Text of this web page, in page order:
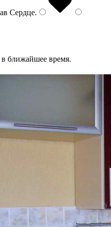
Сердце.
ближайшее время.